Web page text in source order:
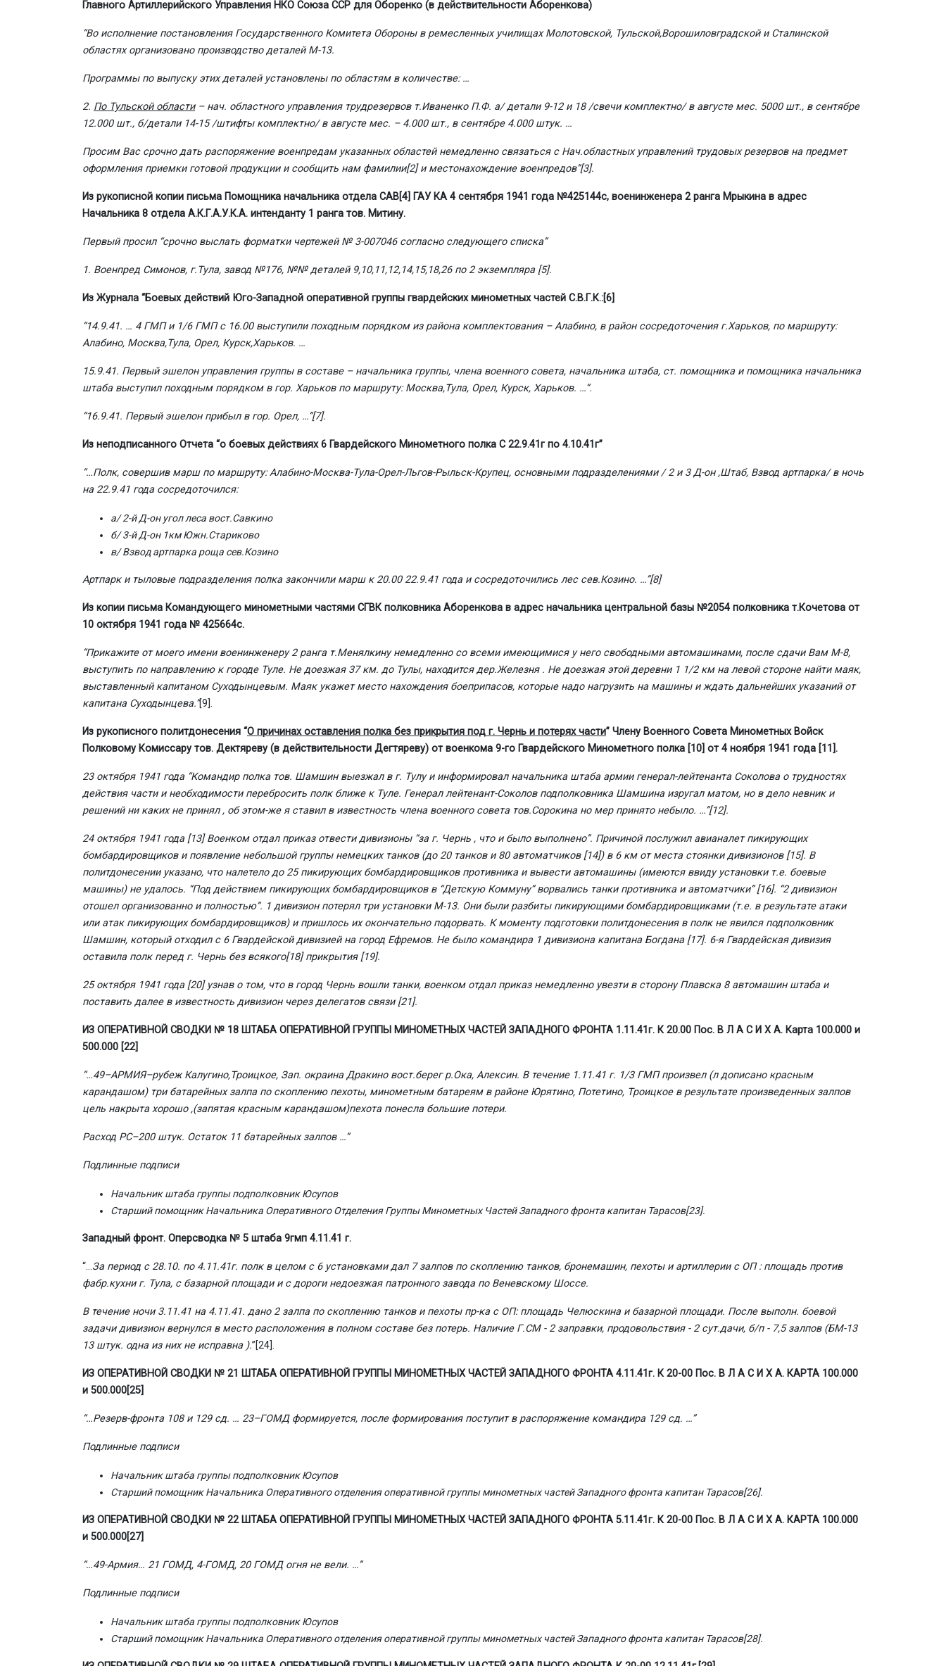
Главного Артиллерийского Управления НКО Союза ССР для Оборенко (в действительности Аборенкова)
“Во исполнение постановления Государственного Комитета Обороны в ремесленных училищах Молотовской, Тульской,Ворошиловградской и Сталинской
областях организовано производство деталей М-13.
Программы по выпуску этих деталей установлены по областям в количестве:…
2. По Тульской области– нач. областного управления трудрезервов т.Иваненко П.Ф. а/ детали 9-12 и 18 /свечи комплектно/ в августе мес. 5000 шт., в сентябре
12.000 шт., б/детали 14-15 /штифты комплектно/ в августе мес. – 4.000 шт., в сентябре 4.000 штук. …
Просим Вас срочно дать распоряжение военпредам указанных областей немедленно связаться с Нач.областных управлений трудовых резервов на предмет
оформления приемки готовой продукции и сообщить нам фамилии[2]и местонахождение военпредов”[3].
Из рукописной копии письма Помощника начальника отдела САВ[4] ГАУ КА 4 сентября 1941 года №425144с, военинженера 2 ранга Мрыкина в адрес
Начальника 8 отдела А.К.Г.А.У.К.А. интенданту 1 ранга тов. Митину.
Первый просил “срочно выслать форматки чертежей № 3-007046 согласно следующего списка”
1. Военпред Симонов, г.Тула, завод №176, №№ деталей 9,10,11,12,14,15,18,26 по 2 экземпляра [5].
Из Журнала “Боевых действий Юго-Западной оперативной группы гвардейских минометных частей С.В.Г.К.:[6]
“14.9.41. … 4 ГМП и 1/6 ГМП с 16.00 выступили походным порядком из района комплектования – Алабино, в район сосредоточения г.Харьков, по маршруту:
Алабино, Москва,Тула, Орел, Курск,Харьков. …
15.9.41. Первый эшелон управления группы в составе – начальника группы, члена военного совета, начальника штаба, ст. помощника и помощника начальника
штаба выступил походным порядком в гор. Харьков по маршруту: Москва,Тула, Орел, Курск, Харьков. …”.
“16.9.41. Первый эшелон прибыл в гор. Орел, …”[7].
Из неподписанного Отчета “о боевых действиях 6 Гвардейского Минометного полка C 22.9.41г по 4.10.41г”
“…Полк, совершив марш по маршруту: Алабино-Москва-Тула-Орел-Льгов-Рыльск-Крупец, основными подразделениями / 2 и 3 Д-он ,Штаб, Взвод артпарка/ в ночь
на 22.9.41 года сосредоточился:
а/ 2-й Д-он угол леса вост.Савкино
б/ 3-й Д-он 1км Южн.Стариково
в/ Взвод артпарка роща сев.Козино
Артпарк и тыловые подразделения полка закончили марш к 20.00 22.9.41 года и сосредоточились лес сев.Козино. …”[8]
Из копии письма Командующего минометными частями СГВК полковника Аборенкова в адрес начальника центральной базы №2054 полковника т.Кочетова от
10 октября 1941 года № 425664с.
“Прикажите от моего имени военинженеру 2 ранга т.Менялкину немедленно со всеми имеющимися у него свободными автомашинами, после сдачи Вам М-8,
выступить по направлению к городе Туле. Не доезжая 37 км. до Тулы, находится дер.Железня . Не доезжая этой деревни 1 1/2 км на левой стороне найти маяк,
выставленный капитаном Суходынцевым. Маяк укажет место нахождения боеприпасов, которые надо нагрузить на машины и ждать дальнейших указаний от
капитана Суходынцева.”[9] .
Из рукописного политдонесения “О причинах оставления полка без прикрытия под г. Чернь и потерях части” Члену Военного Совета Минометных Войск
Полковому Комиссару тов. Дектяреву (в действительности Дегтяреву) от военкома 9-го Гвардейского Минометного полка [10] от 4 ноября 1941 года [11] .
23 октября 1941 года “Командир полка тов. Шамшин выезжал в г. Тулу и информировал начальника штаба армии генерал-лейтенанта Соколова о трудностях
действия части и необходимости перебросить полк ближе к Туле. Генерал лейтенант-Соколов подполковника Шамшина изругал матом, но в дело невник и
решений ни каких не принял , об этом-же я ставил в известность члена военного совета тов.Сорокина но мер принято небыло. …”[12].
24 октября 1941 года [13]Военком отдал приказ отвести дивизионы “за г. Чернь , что и было выполнено”. Причиной послужил авианалет пикирующих
бомбардировщиков и появление небольшой группы немецких танков (до 20 танков и 80 автоматчиков [14]) в 6 км от места стоянки дивизионов [15]. В
политдонесении указано, что налетело до 25 пикирующих бомбардировщиков противника и вывести автомашины (имеются ввиду установки т.е. боевые
машины) не удалось. “Под действием пикирующих бомбардировщиков в “Детскую Коммуну” ворвались танки противника и автоматчики”[16]. “2 дивизион
отошел организованно и полностью”. 1 дивизион потерял три установки М-13. Они были разбиты пикирующими бомбардировщиками (т.е. в результате атаки
или атак пикирующих бомбардировщиков) и пришлось их окончательно подорвать. К моменту подготовки политдонесения в полк не явился подполковник
Шамшин, который отходил с 6 Гвардейской дивизией на город Ефремов. Не было командира 1 дивизиона капитана Богдана [17]. 6-я Гвардейская дивизия
оставила полк перед г. Чернь без всякого[18]прикрытия [19].
25 октября 1941 года [20]узнав о том, что в город Чернь вошли танки, военком отдал приказ немедленно увезти в сторону Плавска 8 автомашин штаба и
поставить далее в известность дивизион через делегатов связи [21].
ИЗ ОПЕРАТИВНОЙ СВОДКИ № 18 ШТАБА ОПЕРАТИВНОЙ ГРУППЫ МИНОМЕТНЫХ ЧАСТЕЙ ЗАПАДНОГО ФРОНТА 1.11.41г. К 20.00 Пос. В Л А С И Х А. Карта 100.000 и
500.000 [22]
“…49–АРМИЯ–рубеж Калугино,Троицкое, Зап. окраина Дракино вост.берег р.Ока, Алексин. В течение 1.11.41 г. 1/3 ГМП произвел (л дописано красным
карандашом) три батарейных залпа по скоплению пехоты, минометным батареям в районе Юрятино, Потетино, Троицкое в результате произведенных залпов
цель накрыта хорошо ,(запятая красным карандашом)пехота понесла большие потери.
Расход РС–200 штук. Остаток 11 батарейных залпов …”
Подлинные подписи
Начальник штаба группы подполковник Юсупов
Старший помощник Начальника Оперативного Отделения Группы Минометных Частей Западного фронта капитан Тарасов[23].
Западный фронт. Оперсводка № 5 штаба 9гмп 4.11.41 г.
“…За период с 28.10. по 4.11.41г. полк в целом с 6 установками дал 7 залпов по скоплению танков, бронемашин, пехоты и артиллерии с ОП : площадь против
фабр.кухни г. Тула, с базарной площади и с дороги недоезжая патронного завода по Веневскому Шоссе.
В течение ночи 3.11.41 на 4.11.41. дано 2 залпа по скоплению танков и пехоты пр-ка с ОП: площадь Челюскина и базарной площади. После выполн. боевой
задачи дивизион вернулся в место расположения в полном составе без потерь. Наличие Г.СМ - 2 заправки, продовольствия - 2 сут.дачи, б/п - 7,5 залпов (БМ-13
13 штук. одна из них не исправна ).”[24] .
ИЗ ОПЕРАТИВНОЙ СВОДКИ № 21 ШТАБА ОПЕРАТИВНОЙ ГРУППЫ МИНОМЕТНЫХ ЧАСТЕЙ ЗАПАДНОГО ФРОНТА 4.11.41г. К 20-00 Пос. В Л А С И Х А. КАРТА 100.000
и 500.000[25]
“…Резерв-фронта 108 и 129 сд. … 23–ГОМД формируется, после формирования поступит в распоряжение командира 129 сд. …”
Подлинные подписи
Начальник штаба группы подполковник Юсупов
Старший помощник Начальника Оперативного отделения оперативной группы минометных частей Западного фронта капитан Тарасов[26].
ИЗ ОПЕРАТИВНОЙ СВОДКИ № 22 ШТАБА ОПЕРАТИВНОЙ ГРУППЫ МИНОМЕТНЫХ ЧАСТЕЙ ЗАПАДНОГО ФРОНТА 5.11.41г. К 20-00 Пос. В Л А С И Х А. КАРТА 100.000
и 500.000[27]
“…49-Армия… 21 ГОМД, 4-ГОМД, 20 ГОМД огня не вели. …”
Подлинные подписи
Начальник штаба группы подполковник Юсупов
Старший помощник Начальника Оперативного отделения оперативной группы минометных частей Западного фронта капитан Тарасов[28].